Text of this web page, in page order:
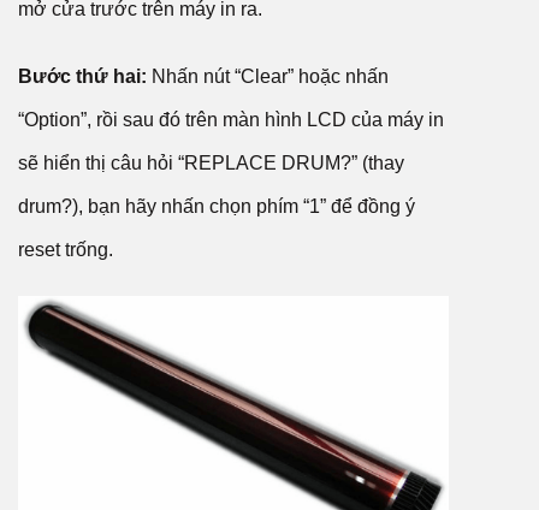
mở cửa trước trên máy in ra.
Bước thứ hai: Nhấn nút “Clear” hoặc nhấn
“Option”, rồi sau đó trên màn hình LCD của máy in
sẽ hiển thị câu hỏi “REPLACE DRUM?” (thay
drum?), bạn hãy nhấn chọn phím “1” để đồng ý
reset trống.